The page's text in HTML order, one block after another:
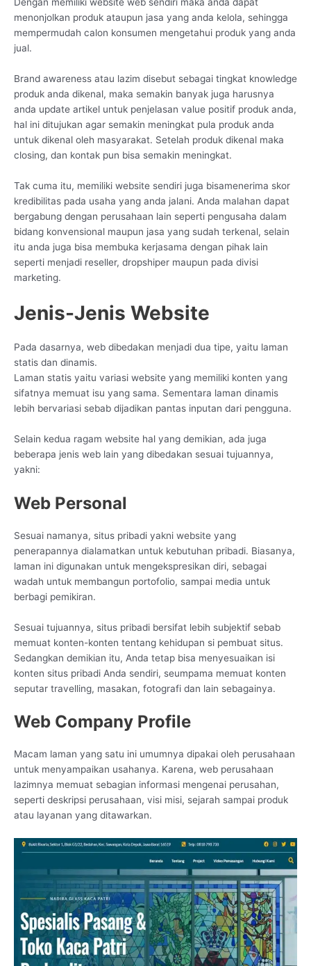
Dengan memiliki website web sendiri maka anda dapat
menonjolkan produk ataupun jasa yang anda kelola, sehingga
mempermudah calon konsumen mengetahui produk yang anda
jual.
Brand awareness atau lazim disebut sebagai tingkat knowledge
produk anda dikenal, maka semakin banyak juga harusnya
anda update artikel untuk penjelasan value positif produk anda,
hal ini ditujukan agar semakin meningkat pula produk anda
untuk dikenal oleh masyarakat. Setelah produk dikenal maka
closing, dan kontak pun bisa semakin meningkat.
Tak cuma itu, memiliki website sendiri juga bisamenerima skor
kredibilitas pada usaha yang anda jalani. Anda malahan dapat
bergabung dengan perusahaan lain seperti pengusaha dalam
bidang konvensional maupun jasa yang sudah terkenal, selain
itu anda juga bisa membuka kerjasama dengan pihak lain
seperti menjadi reseller, dropshiper maupun pada divisi
marketing.
Jenis-Jenis Website
Pada dasarnya, web dibedakan menjadi dua tipe, yaitu laman
statis dan dinamis.
Laman statis yaitu variasi website yang memiliki konten yang
sifatnya memuat isu yang sama. Sementara laman dinamis
lebih bervariasi sebab dijadikan pantas inputan dari pengguna.
Selain kedua ragam website hal yang demikian, ada juga
beberapa jenis web lain yang dibedakan sesuai tujuannya,
yakni:
Web Personal
Sesuai namanya, situs pribadi yakni website yang
penerapannya dialamatkan untuk kebutuhan pribadi. Biasanya,
laman ini digunakan untuk mengekspresikan diri, sebagai
wadah untuk membangun portofolio, sampai media untuk
berbagi pemikiran.
Sesuai tujuannya, situs pribadi bersifat lebih subjektif sebab
memuat konten-konten tentang kehidupan si pembuat situs.
Sedangkan demikian itu, Anda tetap bisa menyesuaikan isi
konten situs pribadi Anda sendiri, seumpama memuat konten
seputar travelling, masakan, fotografi dan lain sebagainya.
Web Company Profile
Macam laman yang satu ini umumnya dipakai oleh perusahaan
untuk menyampaikan usahanya. Karena, web perusahaan
lazimnya memuat sebagian informasi mengenai perusahan,
seperti deskripsi perusahaan, visi misi, sejarah sampai produk
atau layanan yang ditawarkan.